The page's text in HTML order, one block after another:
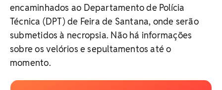
encaminhados ao Departamento de Polícia
Técnica (DPT) de Feira de Santana, onde serão
submetidos à necropsia. Não há informações
sobre os velórios e sepultamentos até o
momento.